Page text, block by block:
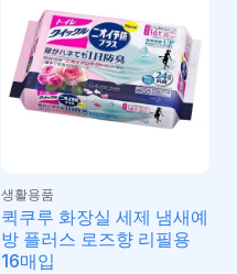
생활용품
퀵쿠루 화장실 세제 냄새예
방 플러스 로즈향 리필용
16매입